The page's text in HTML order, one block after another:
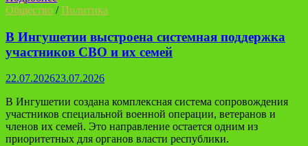
Общество /Политика
В Ингушетии выстроена системная поддержка
участников СВО и их семей
22.07.202623.07.2026
В Ингушетии создана комплексная система сопровождения
участников специальной военной операции, ветеранов и
членов их семей. Это направление остается одним из
приоритетных для органов власти республики.